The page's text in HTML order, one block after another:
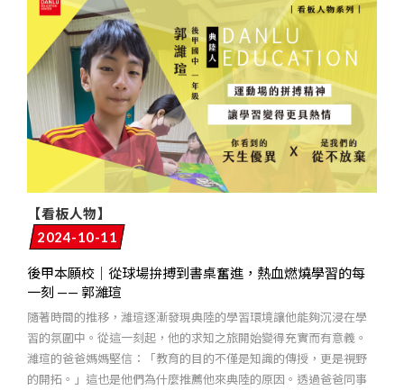
【看板人物】
2024-10-11
後甲本願校｜從球場拚搏到書桌奮進，熱血燃燒學習的每
一刻 —— 郭濰瑄
隨著時間的推移，濰瑄逐漸發現典陸的學習環境讓他能夠沉浸在學
習的氛圍中。從這一刻起，他的求知之旅開始變得充實而有意義。
濰瑄的爸爸媽媽堅信：「教育的目的不僅是知識的傳授，更是視野
的開拓。」這也是他們為什麼推薦他來典陸的原因。透過爸爸同事